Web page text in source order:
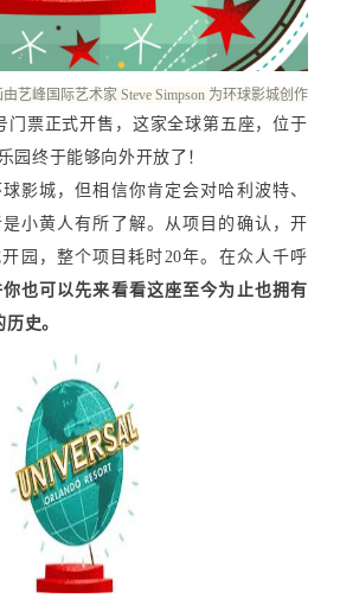
艺峰国际艺术家 Steve Simpson 为环球影城创作
门票正式开售，这家全球第五座，位于
园终于能够向外开放了！
影城，但相信你肯定会对哈利波特、
小黄人有所了解。从项目的确认，开
园，整个项目耗时20年。在众人千呼
你也可以先来看看这座至今为止也拥有
史。